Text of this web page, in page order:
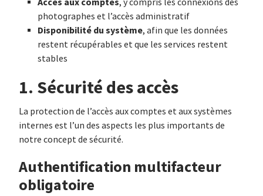
, y compris les connexions des
photographes et l’accès administratif
Disponibilité du système, afin que les données
restent récupérables et que les services restent
stables
1. Sécurité des accès
La protection de l’accès aux comptes et aux systèmes
internes est l’un des aspects les plus importants de
notre concept de sécurité.
Authentification multifacteur
obligatoire